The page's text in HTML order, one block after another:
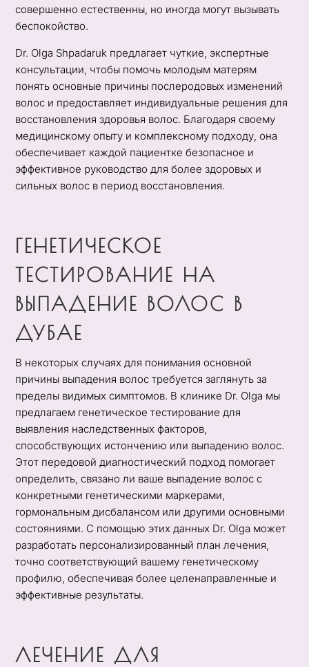
совершенно естественны, но иногда могут вызывать
беспокойство.
Dr. Olga Shpadaruk предлагает чуткие, экспертные
консультации, чтобы помочь молодым матерям
понять основные причины послеродовых изменений
волос и предоставляет индивидуальные решения для
восстановления здоровья волос. Благодаря своему
медицинскому опыту и комплексному подходу, она
обеспечивает каждой пациентке безопасное и
эффективное руководство для более здоровых и
сильных волос в период восстановления.
ГЕНЕТИЧЕСКОЕ
ТЕСТИРОВАНИЕ НА
ВЫПАДЕНИЕ ВОЛОС В
ДУБАЕ
В некоторых случаях для понимания основной
причины выпадения волос требуется заглянуть за
пределы видимых симптомов. В клинике Dr. Olga мы
предлагаем генетическое тестирование для
выявления наследственных факторов,
способствующих истончению или выпадению волос.
Этот передовой диагностический подход помогает
определить, связано ли ваше выпадение волос с
конкретными генетическими маркерами,
гормональным дисбалансом или другими основными
состояниями. С помощью этих данных Dr. Olga может
разработать персонализированный план лечения,
точно соответствующий вашему генетическому
профилю, обеспечивая более целенаправленные и
эффективные результаты.
ЛЕЧЕНИЕ ДЛЯ